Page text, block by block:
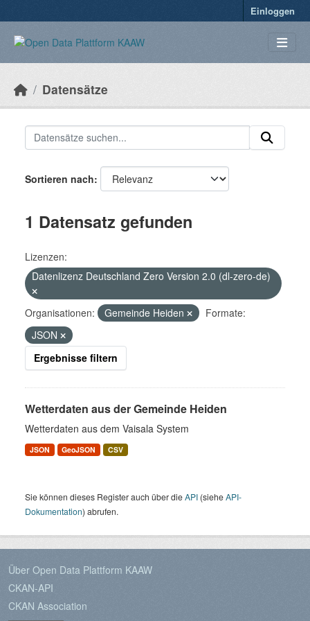
Einloggen
Datensätze
Sortieren nach
1 Datensatz gefunden
Lizenzen:
Datenlizenz Deutschland Zero Version 2.0 (dl-zero-de)
Organisationen: Gemeinde Heiden
Formate:
JSON
Ergebnisse filtern
Wetterdaten aus der Gemeinde Heiden
Wetterdaten aus dem Vaisala System
JSON GeoJSON CSV
Sie können dieses Register auch über dieAPI (sieheAPI-
Dokumentation) abrufen.
Über Open Data Plattform KAAW
CKAN-API
CKAN Association